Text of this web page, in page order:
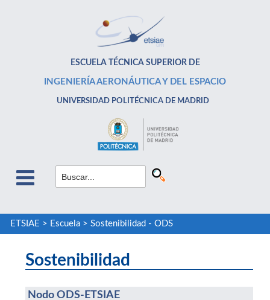
ESCUELA TÉCNICA SUPERIOR DE
INGENIERÍA AERONÁUTICA Y DEL ESPACIO
UNIVERSIDAD POLITÉCNICA DE MADRID
ETSIAE > Escuela> Sostenibilidad - ODS
Sostenibilidad
Nodo ODS-ETSIAE